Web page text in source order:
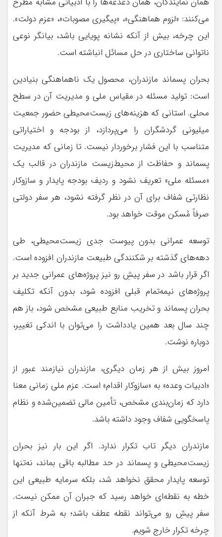
می‌کنند: «لزوم هماهنگی»، «پیگیری مصوبات»، «عزم دولت».
این چرخه، بیش از آنکه نشانه پویایی باشد، بیانگر نوعی
ناتوانی ساختاری در حل مسائل انباشته است.
بحران پسماند مازندران، محصول یک ناهماهنگی بنیادین
است: تولید مسئله در مقیاس ملی و مدیریت آن در سطح
محلی. استانی که هزینه‌های زیست‌محیطی حضور جمعیت
میلیونی گردشگران را می‌پردازد، از بودجه و اختیاراتی
متناسب با این فشار برخوردار نیست. تا زمانی که مدیریت
پسماند و حفاظت از محیط‌زیست مازندران در قالب یک
«مسئله ملی» تعریف نشود و ردیف بودجه پایدار و سازوکار
نظارتی شفاف برای آن در نظر گرفته نشود، هر سفر دولتی
صرفاً مُسکن موقت خواهد بود.
توسعه عمرانی بدون پیوست جدی زیست‌محیطی، طی
دهه‌های گذشته بر شکنندگی طبیعت مازندران افزوده است.
اگر قرار باشد در سفر پیشِ رو نیز پروژه‌های عمرانی جدید بر
پروژه‌های نیمه‌تمام قبلی افزوده شود، بدون آنکه تکلیف
بحران پسماند و تخریب منابع طبیعی مشخص شود، باز هم
چند سال بعد همین یادداشت را می‌توان با اندکی تغییر،
دوباره نوشت.
امروز بیش از هر زمان دیگری، مازندران نیازمند عبور از
«ادبیات وعده» به «سازوکار اقدام» است. عزم ملی زمانی معنا
دارد که زمان‌بندی مشخص، تأمین مالی تضمین‌شده و نظام
پاسخگویی شفاف وجود داشته باشد.
مازندران دیگر تاب تکرار ندارد. اگر این بار نیز بحران
زیست‌محیطی و پسماند در حد مطالبه باقی بماند، نه‌تنها
توسعه پایدار محقق نخواهد شد، بلکه سرمایه طبیعی این
خطه به نقطه‌ای خواهد رسید که جبران آن ممکن نیست.
سفر پیشِ رو می‌تواند نقطه عطف باشد؛ به شرط آنکه از
چرخه تکرار خارج شویم.